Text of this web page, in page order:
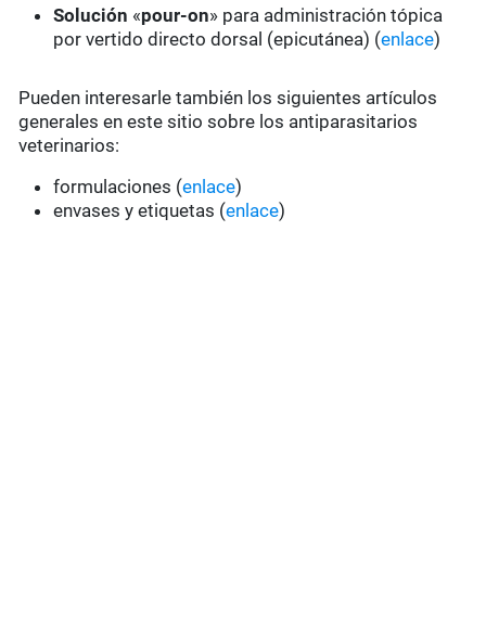
Solución «pour-on» para administración tópica
por vertido directo dorsal (epicutánea) (enlace)
Pueden interesarle también los siguientes artículos
generales en este sitio sobre los antiparasitarios
veterinarios:
formulaciones (enlace)
envases y etiquetas (enlace)